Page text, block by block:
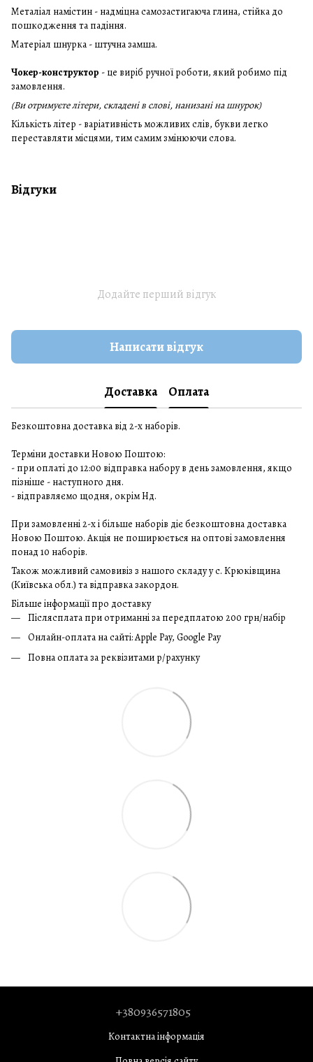
Металіал намістин - надміцна самозастигаюча глина, стійка до
пошкодження та падіння.
Матеріал шнурка - штучна замша.
Чокер-конструктор - це виріб ручної роботи, який робимо під
замовлення.
(Ви отримуєте літери, складені в слові, нанизані на шнурок)
Кількість літер - варіативність можливих слів, букви легко
переставляти місцями, тим самим змінюючи слова.
Відгуки
Додайте перший відгук
Написати відгук
Доставка Оплата
Безкоштовна доставка від 2-х наборів.
Терміни доставки Новою Поштою:
- при оплаті до 12:00 відправка набору в день замовлення, якщо
пізніше - наступного дня.
- відправляємо щодня, окрім Нд.
При замовленні 2-х і більше наборів діє безкоштовна доставка
Новою Поштою. Акція не поширюється на оптові замовлення
понад 10 наборів.
Також можливий самовивіз з нашого складу у с. Крюківщина
(Київська обл.) та відправка закордон.
Більше інформації про доставку
Післясплата при отриманні за передплатою 200 грн/набір
Онлайн-оплата на сайті: Apple Pay, Google Pay
Повна оплата за реквізитами р/рахунку
+380936571805
Контактна інформація